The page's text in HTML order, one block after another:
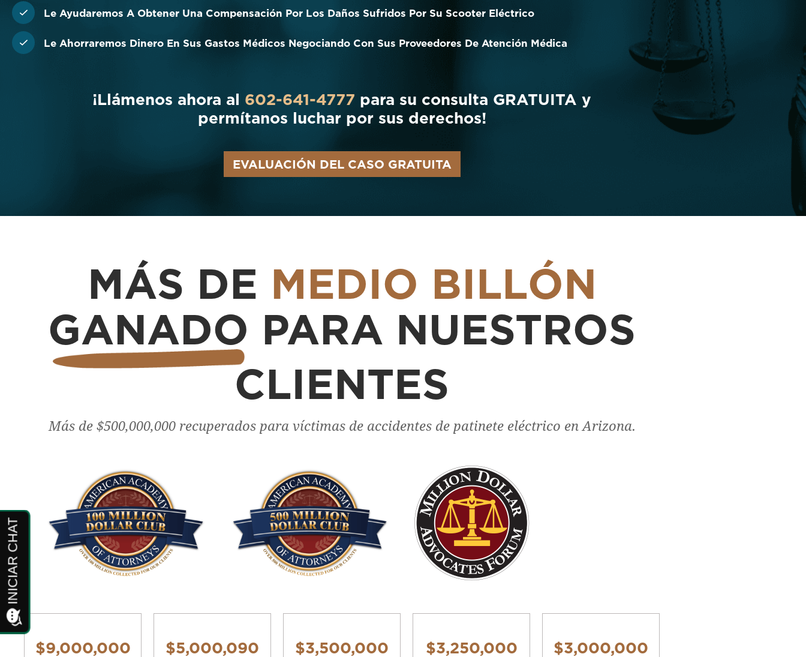
Le Ayudaremos A Obtener Una Compensación Por Los Daños Sufridos Por Su Scooter Eléctrico
Le Ahorraremos Dinero En Sus Gastos Médicos Negociando Con Sus Proveedores De Atención Médica
¡Llámenos ahora al 602-641-4777 para su consulta GRATUITA y
permítanos luchar por sus derechos!
EVALUACIÓN DEL CASO GRATUITA
MÁS DE MEDIO BILLÓN
GANADO PARA NUESTROS
CLIENTES
Más de $500,000,000 recuperados para víctimas de accidentes de patinete eléctrico en Arizona.
$9,000,000 $5,000,090 $3,500,000 $3,250,000 $3,000,000